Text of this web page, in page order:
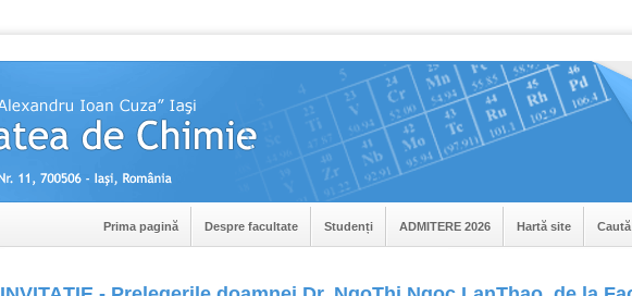
Prima pagină Despre facultate Studenți ADMITERE 2026 Hartă site Caută